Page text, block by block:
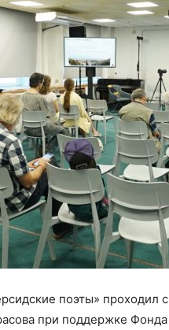
поэты» проходил
при поддержке